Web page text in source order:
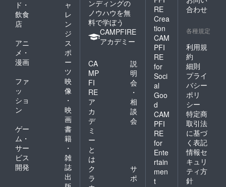
ド・
飲食
店
ャ
レ
ン
ジ
アニ
メ・
漫画
ス
ポ
ー
ツ
ファ
ッ
ショ
ン
映
像
・
映
画
ゲー
ム・
サー
ビス
開発
書
籍
・
雑
誌
出
ンディングの
ノウハウを無
料で学ぼう
CAMPFIRE
アカデミー
CA
MP
FI
RE
ア
カ
デ
ミ
ー
と
は
説
明
会
・
相
談
会
ク
ラ
サ
ポ
RE
Crea
tion
CAM
PFI
RE
for
Soci
al
Goo
d
CAM
PFI
RE
for
Ente
rtain
men
t
合わせ
各種規定
利用規
約
細則
プライ
バシー
ポリ
シー
特定商
取引法
に基づ
く表記
情報セ
キュリ
ティ方
針